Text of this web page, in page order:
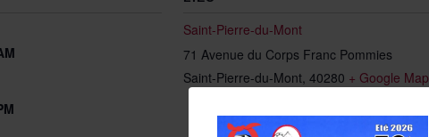
Saint-Pierre-du-Mont
71 Avenue du Corps Franc Pommies
Saint-Pierre-du-Mont, 40280 + Google Map